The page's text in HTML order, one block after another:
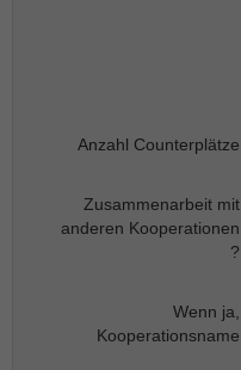
Anzahl Counterplätze
Zusammenarbeit mit
anderen Kooperationen
?
Wenn ja,
Kooperationsname